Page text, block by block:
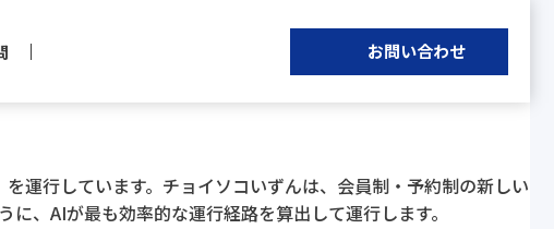
お問い合わせ
運行しています。チョイソコいずんは、会員制・予約制の新しい
、AIが最も効率的な運行経路を算出して運行します。